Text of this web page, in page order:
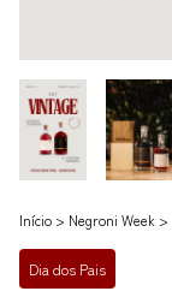
Início > Negroni Week >
Dia dos Pais